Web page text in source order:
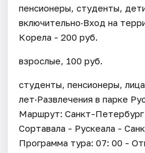
пенсионеры, студенты,
включительно·Вход на
Корела - 200 руб.
взрослые, 100 руб.
студенты, пенсионеры,
лет·Развлечения в парке
Маршрут: Санкт-
Сортавала - Рускеала -
Программа тура: 07: 00 -